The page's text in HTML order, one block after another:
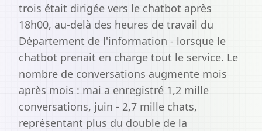
trois était dirigée vers le chatbot après
18h00, au-delà des heures de travail du
Département de l'information - lorsque le
chatbot prenait en charge tout le service. Le
nombre de conversations augmente mois
après mois : mai a enregistré 1,2 mille
conversations, juin - 2,7 mille chats,
représentant plus du double de la